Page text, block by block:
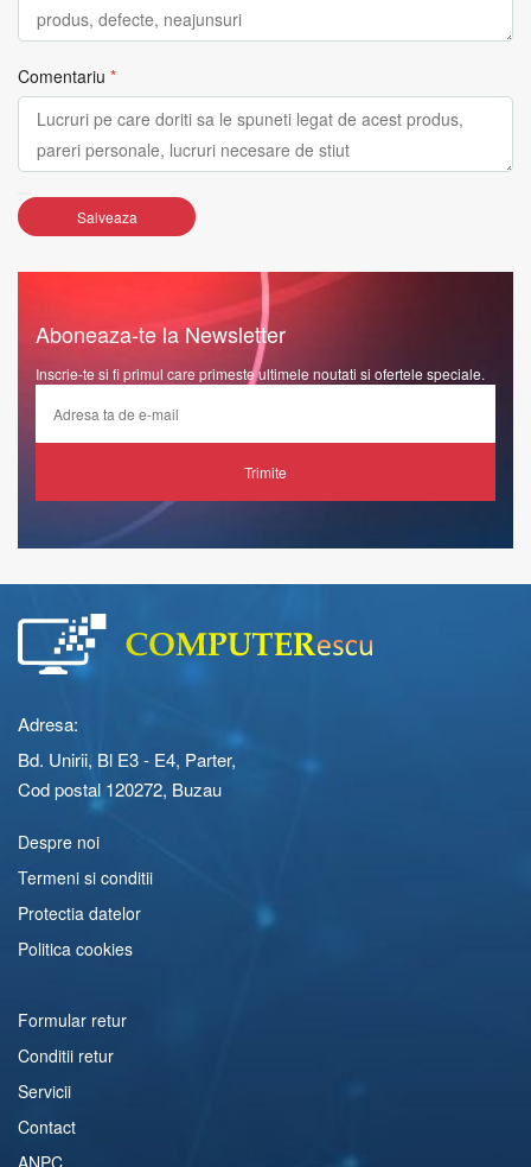
Comentariu *
Salveaza
Aboneaza-te la Newsletter
Inscrie-te si fi primul care primeste ultimele noutati si ofertele speciale.
Trimite
Adresa:
Bd. Unirii, Bl E3 - E4, Parter,
Cod postal 120272, Buzau
Despre noi
Termeni si conditii
Protectia datelor
Politica cookies
Formular retur
Conditii retur
Servicii
Contact
ANPC